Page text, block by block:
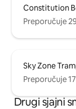
Constitution
Preporučuje
Sky Zone
Preporučuje
Drugi sjajni